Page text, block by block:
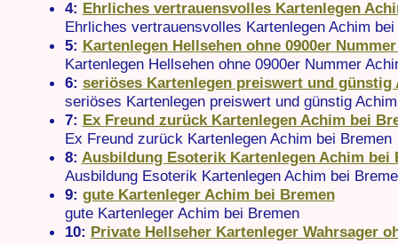
4: Ehrliches vertrauensvolles Kartenlegen
Ehrliches vertrauensvolles Kartenlegen Achim bei
5: Kartenlegen Hellsehen ohne 0900er
Kartenlegen Hellsehen ohne 0900er Nummer
6: seriöses Kartenlegen preiswert und günstig
seriöses Kartenlegen preiswert und günstig
7: Ex Freund zurück Kartenlegen Achim bei
Ex Freund zurück Kartenlegen Achim bei Bremen
8: Ausbildung Esoterik Kartenlegen Achim bei
Ausbildung Esoterik Kartenlegen Achim bei
9: gute Kartenleger Achim bei Bremen
gute Kartenleger Achim bei Bremen
10: Private Hellseher Kartenleger Wahrsager